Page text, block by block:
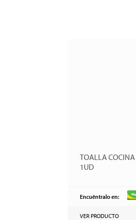
TOALLA COCINA
1UD
Encuéntralo en:
VER PRODUCTO